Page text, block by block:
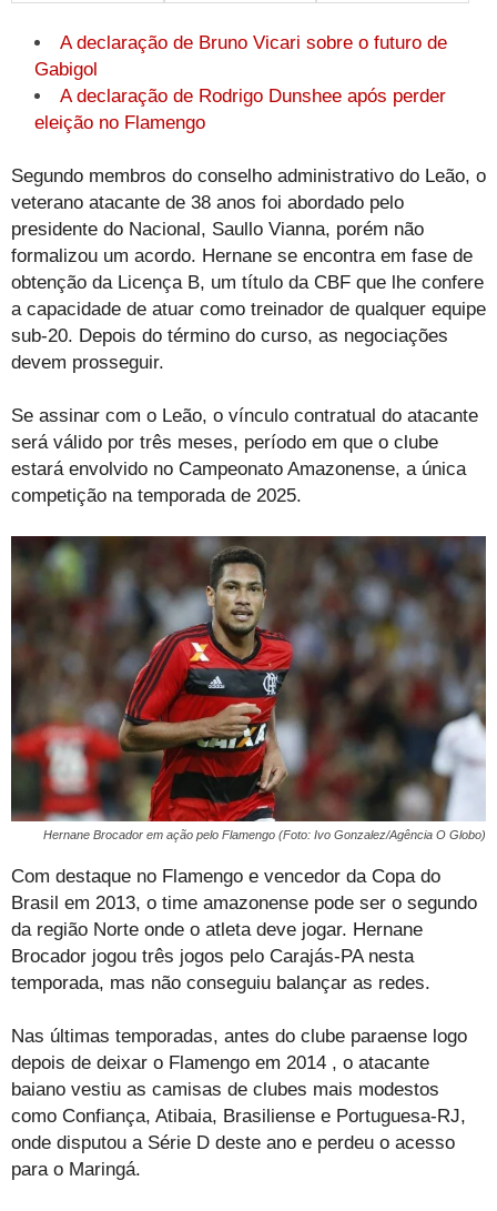
A declaração de Bruno Vicari sobre o futuro de
Gabigol
A declaração de Rodrigo Dunshee após perder
eleição no Flamengo
Segundo membros do conselho administrativo do Leão, o
veterano atacante de 38 anos foi abordado pelo
presidente do Nacional, Saullo Vianna, porém não
formalizou um acordo. Hernane se encontra em fase de
obtenção da Licença B, um título da CBF que lhe confere
a capacidade de atuar como treinador de qualquer equipe
sub-20. Depois do término do curso, as negociações
devem prosseguir.
Se assinar com o Leão, o vínculo contratual do atacante
será válido por três meses, período em que o clube
estará envolvido no Campeonato Amazonense, a única
competição na temporada de 2025.
Hernane Brocador em ação pelo Flamengo (Foto: Ivo Gonzalez/Agência O Globo)
Com destaque no Flamengo e vencedor da Copa do
Brasil em 2013, o time amazonense pode ser o segundo
da região Norte onde o atleta deve jogar. Hernane
Brocador jogou três jogos pelo Carajás-PA nesta
temporada, mas não conseguiu balançar as redes.
Nas últimas temporadas, antes do clube paraense logo
depois de deixar o Flamengo em 2014 , o atacante
baiano vestiu as camisas de clubes mais modestos
como Confiança, Atibaia, Brasiliense e Portuguesa-RJ,
onde disputou a Série D deste ano e perdeu o acesso
para o Maringá.